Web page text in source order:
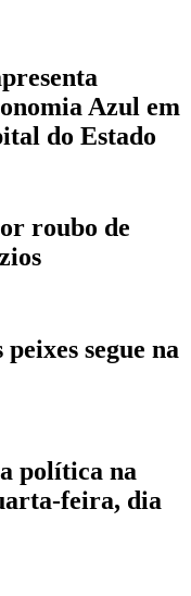
Azul em
do Estado
roubo de
segue na
política na
feira, dia